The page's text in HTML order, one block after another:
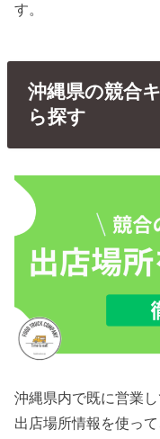
す。
沖縄県の競合
ら探す
沖縄県内で既に営業
出店場所情報を使っ